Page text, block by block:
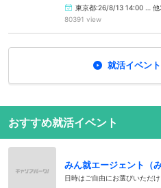
東京都:26/8/13 14:00 … 他
80391 view
就活イベン
おすすめ就活イベント
みん就エージェント（
日時はご自由にお選びいただ